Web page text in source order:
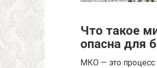
Что такое
опасна для
МКО — это процесс